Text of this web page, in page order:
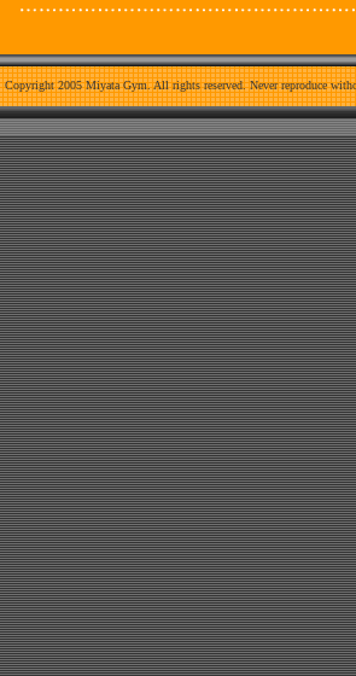
Copyright 2005 Miyata Gym. All rights reserved. Never reproduce